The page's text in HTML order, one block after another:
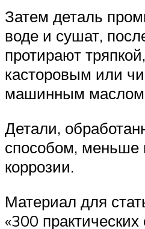
Затем деталь
воде и сушат,
протирают
касторовым или
машинным
Детали,
способом, меньше
коррозии.
Материал для
«300 практических